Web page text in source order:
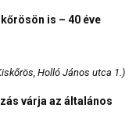
is – 40 éve
Holló János utca 1.)
várja az általános